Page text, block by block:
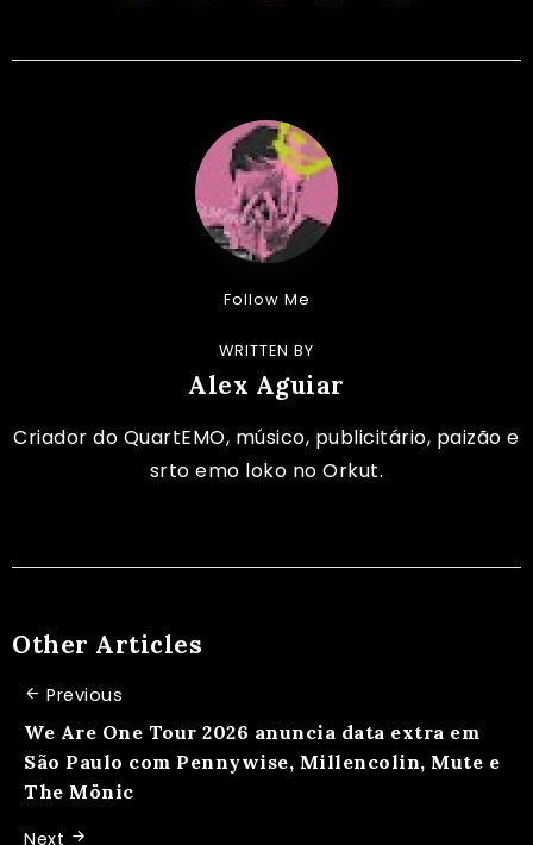
Follow Me
WRITTEN BY
Alex Aguiar
Criador do QuartEMO, músico, publicitário, paizão e
srto emo loko no Orkut.
Other Articles
Previous
We Are One Tour 2026 anuncia data extra em
São Paulo com Pennywise, Millencolin, Mute e
The Mönic
Next